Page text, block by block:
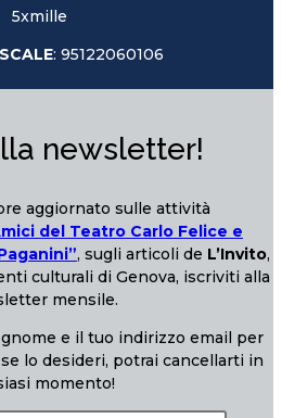
5xmille
: 95122060106
newsletter!
aggiornato sulle attività
del Teatro Carlo Felice e
, sugli articoli de L’Invito,
culturali di Genova, iscriviti alla
mensile.
e il tuo indirizzo email per
lo desideri, potrai cancellarti in
momento!